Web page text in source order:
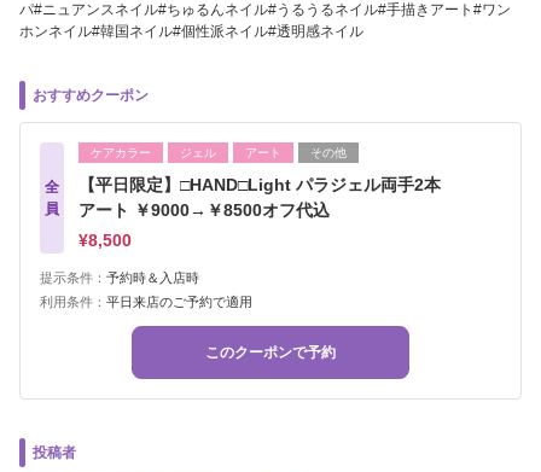
パ#ニュアンスネイル#ちゅるんネイル#うるうるネイル#手描きアート#ワン
ホンネイル#韓国ネイル#個性派ネイル#透明感ネイル
おすすめクーポン
全
員
ケアカラー ジェル アート その他
【平日限定】□HAND□Light パラジェル両手2本
アート ￥9000→￥8500オフ代込
¥8,500
提示条件： 予約時＆入店時
利用条件： 平日来店のご予約で適用
このクーポンで予約
投稿者